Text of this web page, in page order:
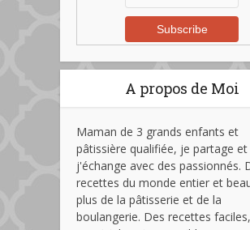
A propos de Moi
Maman de 3 grands enfants et
pâtissière qualifiée, je partage et
j'échange avec des passionnés.
recettes du monde entier et
plus de la pâtisserie et de la
boulangerie. Des recettes faciles,